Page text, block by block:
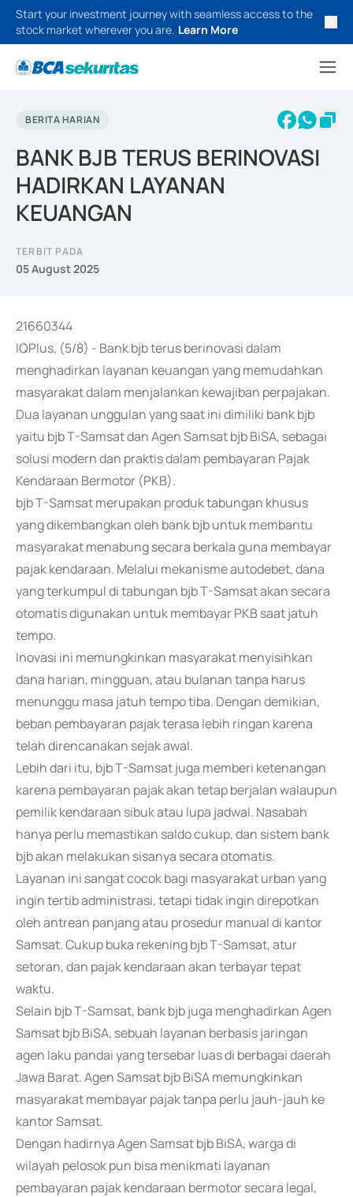
Start your investment journey with seamless access to the
stock market wherever you are. Learn More
BERITA HARIAN
BANK BJB TERUS BERINOVASI
HADIRKAN LAYANAN
KEUANGAN
TERBIT PADA
05 August 2025
21660344
IQPlus, (5/8) - Bank bjb terus berinovasi dalam
menghadirkan layanan keuangan yang memudahkan
masyarakat dalam menjalankan kewajiban perpajakan.
Dua layanan unggulan yang saat ini dimiliki bank bjb
yaitu bjb T-Samsat dan Agen Samsat bjb BiSA, sebagai
solusi modern dan praktis dalam pembayaran Pajak
Kendaraan Bermotor (PKB).
bjb T-Samsat merupakan produk tabungan khusus
yang dikembangkan oleh bank bjb untuk membantu
masyarakat menabung secara berkala guna membayar
pajak kendaraan. Melalui mekanisme autodebet, dana
yang terkumpul di tabungan bjb T-Samsat akan secara
otomatis digunakan untuk membayar PKB saat jatuh
tempo.
Inovasi ini memungkinkan masyarakat menyisihkan
dana harian, mingguan, atau bulanan tanpa harus
menunggu masa jatuh tempo tiba. Dengan demikian,
beban pembayaran pajak terasa lebih ringan karena
telah direncanakan sejak awal.
Lebih dari itu, bjb T-Samsat juga memberi ketenangan
karena pembayaran pajak akan tetap berjalan walaupun
pemilik kendaraan sibuk atau lupa jadwal. Nasabah
hanya perlu memastikan saldo cukup, dan sistem bank
bjb akan melakukan sisanya secara otomatis.
Layanan ini sangat cocok bagi masyarakat urban yang
ingin tertib administrasi, tetapi tidak ingin direpotkan
oleh antrean panjang atau prosedur manual di kantor
Samsat. Cukup buka rekening bjb T-Samsat, atur
setoran, dan pajak kendaraan akan terbayar tepat
waktu.
Selain bjb T-Samsat, bank bjb juga menghadirkan Agen
Samsat bjb BiSA, sebuah layanan berbasis jaringan
agen laku pandai yang tersebar luas di berbagai daerah
Jawa Barat. Agen Samsat bjb BiSA memungkinkan
masyarakat membayar pajak tanpa perlu jauh-jauh ke
kantor Samsat.
Dengan hadirnya Agen Samsat bjb BiSA, warga di
wilayah pelosok pun bisa menikmati layanan
pembayaran pajak kendaraan bermotor secara legal,